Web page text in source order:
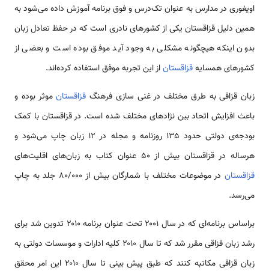
اویغوری در مدارس به عنوان تک‌درس و فوق برنامه آموزش داده می‌شود به
همین دلیل قزاقستان یکی از کشورهای نادری است که در حفظ تعادل زبان
بدون اینکه هیچگونه مشکلی به وجود آید موفق بوده است و بعضی از
کشورهای همسایهقزاقستاناز این تجربه موفق استفاده کرده‌اند.
زبان قزاقی به طرق مختلف در غنی سازی فرهنگ قزاقستانموثر بوده و
باعث افزایش اتحاد بین نژادهای مختلف شده است. در قزاقستان با کمک
بودجه‌ی دولتی حدود ۱۳۵ روزنامه و مجله در ۱۲ زبان چاپ می‌شود و
هرساله در قزاقستان بیش از ۵۰ عنوان کتاب به زبان‌های اقلیت‌های
قزاقستان
در موضوعات مختلف با شمارگان بیش از 80/000 جلد به چاپ
می‌رسد.
براساس برنامه‌ای که در سال ۲۰۰۱ تحت عنوان برنامه ۲۰۱۰ تدوین شد برای
رشد زبان قزاقی مقرر شد که تا سال ۲۰۱۰ کلیه ادارات و موسسات دولتی به
زبان قزاقی مکاتبه کنند که طبق پیش بینی تا سال ۲۰۱۰ این امر محقق